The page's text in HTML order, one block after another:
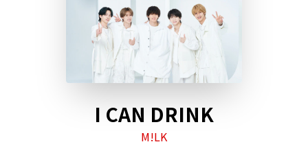
I CAN DRINK
M!LK